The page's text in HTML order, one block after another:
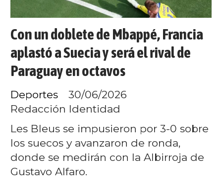
Con un doblete de Mbappé, Francia
aplastó a Suecia y será el rival de
Paraguay en octavos
Redacción Identidad
Deportes 30/06/2026
Les Bleus se impusieron por 3-0 sobre
los suecos y avanzaron de ronda,
donde se medirán con la Albirroja de
Gustavo Alfaro.